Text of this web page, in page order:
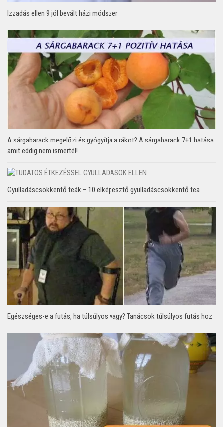
Izzadás ellen 9 jól bevált házi módszer
A sárgabarack megelőzi és gyógyítja a rákot? A sárgabarack 7+1 hatása
amit eddig nem ismertél!
Gyulladáscsökkentő teák – 10 elképesztő gyulladáscsökkentő tea
Egészséges-e a futás, ha túlsúlyos vagy? Tanácsok túlsúlyos futás hoz